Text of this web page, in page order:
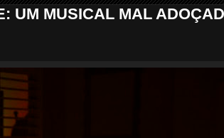
UM MUSICAL MAL